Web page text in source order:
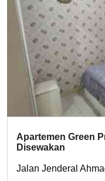
Apartemen Green
Disewakan
Jalan Jenderal